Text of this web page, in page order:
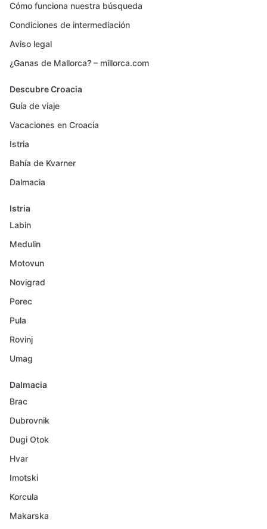
Cómo funciona nuestra búsqueda
Condiciones de intermediación
Aviso legal
¿Ganas de Mallorca? – millorca.com
Descubre Croacia
Guía de viaje
Vacaciones en Croacia
Istria
Bahía de Kvarner
Dalmacia
Istria
Labin
Medulin
Motovun
Novigrad
Porec
Pula
Rovinj
Umag
Dalmacia
Brac
Dubrovnik
Dugi Otok
Hvar
Imotski
Korcula
Makarska